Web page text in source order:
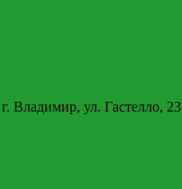
г. Владимир, ул. Гастелло, 23